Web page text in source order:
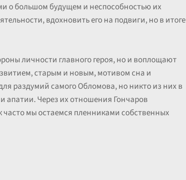
о большом будущем и неспособностью их
вдохновить его на подвиги, но в итоге
личности главного героя, но и воплощают
старым и новым, мотивом сна и
раздумий самого Обломова, но никто из них в
апатии. Через их отношения Гончаров
мы остаемся пленниками собственных